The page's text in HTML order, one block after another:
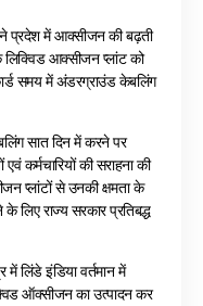
ने प्रदेश में आक्सीजन की बढ़ती
आक्सीजन प्लांट को
समय में अंडरग्राउंड केबलिंग
सात दिन में करने पर
कर्मचारियों की सराहना की
प्लांटों से उनकी क्षमता के
लिए राज्य सरकार प्रतिबद्ध
लिंडे इंडिया वर्तमान में
ऑक्सीजन का उत्पादन कर